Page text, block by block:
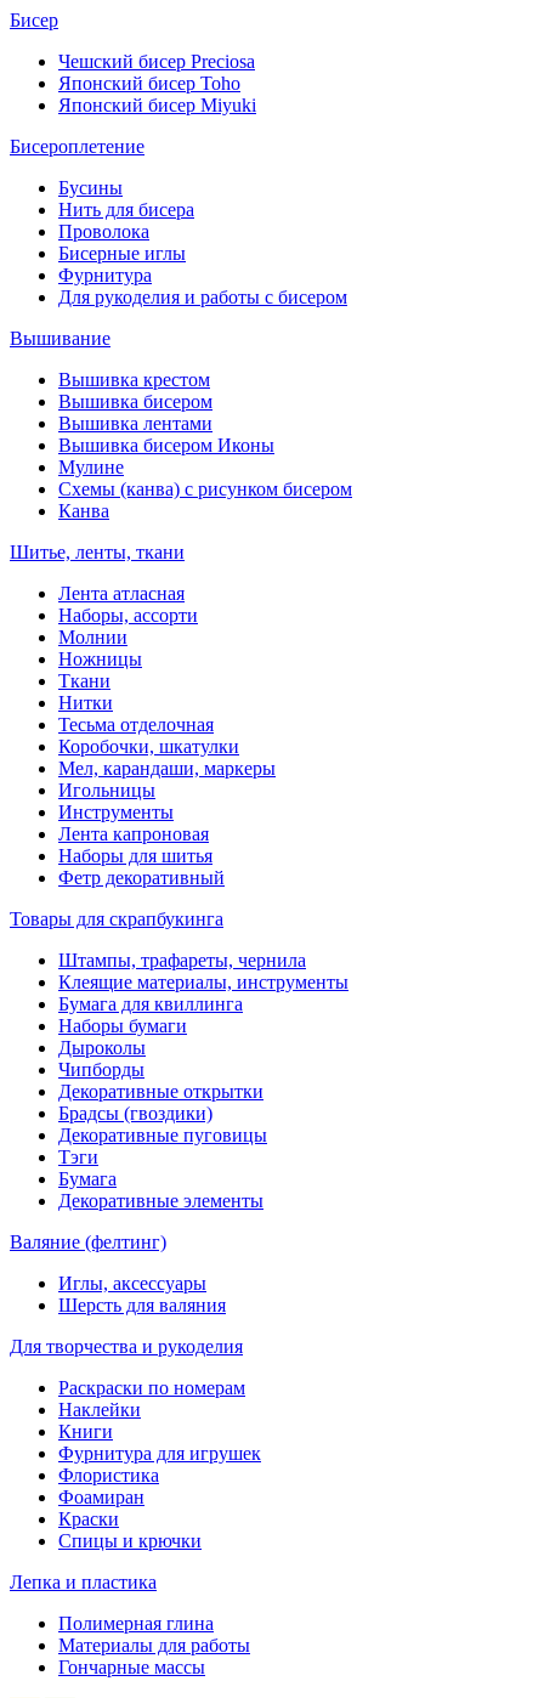
Бисер
Чешский бисер Preciosa
Японский бисер Toho
Японский бисер Miyuki
Бисероплетение
Бусины
Нить для бисера
Проволока
Бисерные иглы
Фурнитура
Для рукоделия и работы с бисером
Вышивание
Вышивка крестом
Вышивка бисером
Вышивка лентами
Вышивка бисером Иконы
Мулине
Схемы (канва) с рисунком бисером
Канва
Шитье, ленты, ткани
Лента атласная
Наборы, ассорти
Молнии
Ножницы
Ткани
Нитки
Тесьма отделочная
Коробочки, шкатулки
Мел, карандаши, маркеры
Игольницы
Инструменты
Лента капроновая
Наборы для шитья
Фетр декоративный
Товары для скрапбукинга
Штампы, трафареты, чернила
Клеящие материалы, инструменты
Бумага для квиллинга
Наборы бумаги
Дыроколы
Чипборды
Декоративные открытки
Брадсы (гвоздики)
Декоративные пуговицы
Тэги
Бумага
Декоративные элементы
Валяние (фелтинг)
Иглы, аксессуары
Шерсть для валяния
Для творчества и рукоделия
Раскраски по номерам
Наклейки
Книги
Фурнитура для игрушек
Флористика
Фоамиран
Краски
Спицы и крючки
Лепка и пластика
Полимерная глина
Материалы для работы
Гончарные массы